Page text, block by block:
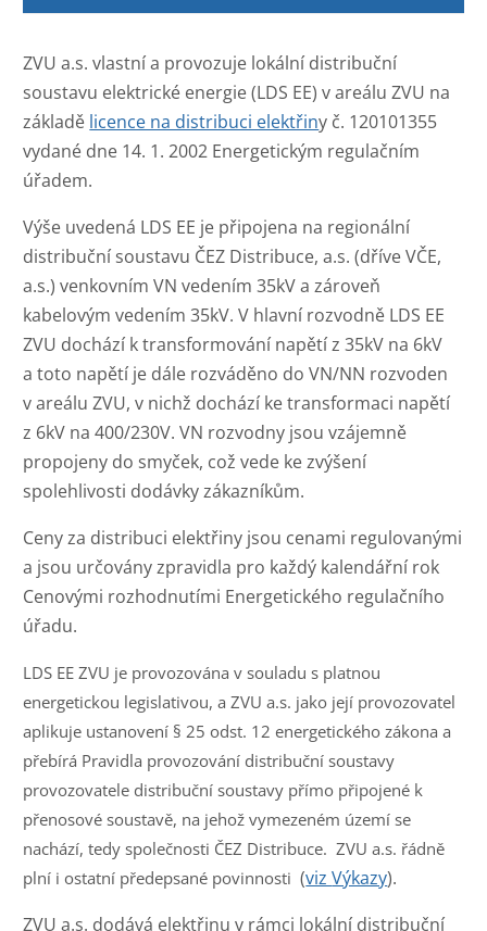
ZVU a.s. vlastní a provozuje lokální distribuční
soustavu elektrické energie (LDS EE) v areálu ZVU na
základě licence na distribuci elektřiny č. 120101355
vydané dne 14. 1. 2002 Energetickým regulačním
úřadem.
Výše uvedená LDS EE je připojena na regionální
distribuční soustavu ČEZ Distribuce, a.s. (dříve VČE,
a.s.) venkovním VN vedením 35kV a zároveň
kabelovým vedením 35kV. V hlavní rozvodně LDS EE
ZVU dochází k transformování napětí z 35kV na 6kV
a toto napětí je dále rozváděno do VN/NN rozvoden
v areálu ZVU, v nichž dochází ke transformaci napětí
z 6kV na 400/230V. VN rozvodny jsou vzájemně
propojeny do smyček, což vede ke zvýšení
spolehlivosti dodávky zákazníkům.
Ceny za distribuci elektřiny jsou cenami regulovanými
a jsou určovány zpravidla pro každý kalendářní rok
Cenovými rozhodnutími Energetického regulačního
úřadu.
LDS EE ZVU je provozována v souladu s platnou
energetickou legislativou, a ZVU a.s. jako její provozovatel
aplikuje ustanovení § 25 odst. 12 energetického zákona a
přebírá Pravidla provozování distribuční soustavy
provozovatele distribuční soustavy přímo připojené k
přenosové soustavě, na jehož vymezeném území se
nachází, tedy společnosti ČEZ Distribuce. ZVU a.s. řádně
plní i ostatní předepsané povinnosti (vizVýkazy).
ZVU a.s. dodává elektřinu v rámci lokální distribuční